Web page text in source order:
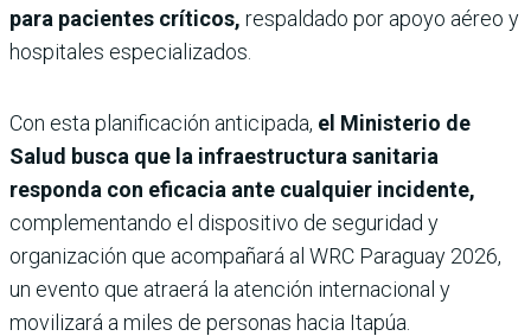
para pacientes críticos, respaldado por apoyo aéreo y
hospitales especializados.
Con esta planificación anticipada, el Ministerio de
Salud busca que la infraestructura sanitaria
responda con eficacia ante cualquier incidente,
complementando el dispositivo de seguridad y
organización que acompañará al WRC Paraguay 2026,
un evento que atraerá la atención internacional y
movilizará a miles de personas hacia Itapúa.